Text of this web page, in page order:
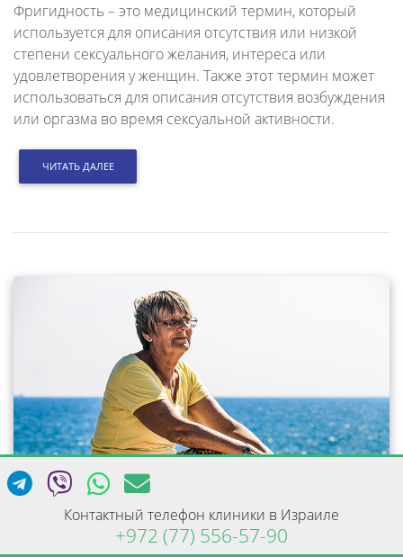
Фригидность – это медицинский термин, который
используется для описания отсутствия или низкой
степени сексуального желания, интереса или
удовлетворения у женщин. Также этот термин может
использоваться для описания отсутствия возбуждения
или оргазма во время сексуальной активности.
ЧИТАТЬ ДАЛЕЕ
Контактный телефон клиники в Израиле
+972 (77) 556-57-90